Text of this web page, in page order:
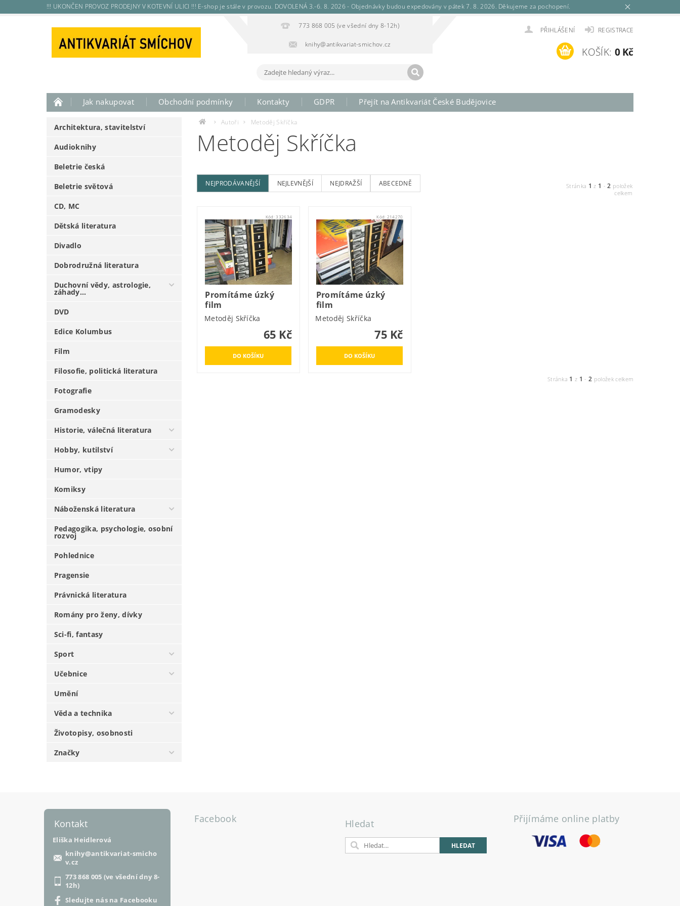
!!! UKONČEN PROVOZ PRODEJNY V KOTEVNÍ ULICI !!! E-shop je stále v provozu. DOVOLENÁ 3.-6. 8. 2026 - Objednávky budou expedovány v pátek 7. 8. 2026. Děkujeme za pochopení.
773 868 005 (ve všední dny 8-12h)
knihy@antikvariat-smichov.cz
PŘIHLÁŠENÍ REGISTRACE
KOŠÍK: 0 Kč
Jak nakupovat Obchodní podmínky Kontakty GDPR Přejít na Antikvariát České Budějovice
Architektura, stavitelství
Audioknihy
Beletrie česká
Beletrie světová
CD, MC
Dětská literatura
Divadlo
Dobrodružná literatura
Duchovní vědy, astrologie,
záhady...
DVD
Edice Kolumbus
Film
Filosofie, politická literatura
Fotografie
Gramodesky
Historie, válečná literatura
Hobby, kutilství
Humor, vtipy
Komiksy
Náboženská literatura
Pedagogika, psychologie, osobní
rozvoj
Pohlednice
Pragensie
Právnická literatura
Romány pro ženy, dívky
Sci-fi, fantasy
Sport
Učebnice
Umění
Věda a technika
Životopisy, osobnosti
Značky
Autoři Metoděj Skříčka
Metoděj Skříčka
NEJPRODÁVANĚJŠÍ NEJLEVNĚJŠÍ NEJDRAŽŠÍ ABECEDNĚ Stránka 1 z 1 -2 položek
celkem
Kód:332634
Promítáme úzký
film
Metoděj Skříčka
65 Kč
Kód: 214270
Promítáme úzký
film
Metoděj Skříčka
75 Kč
Stránka 1 z 1 -2 položek celkem
Kontakt
Eliška Heidlerová
knihy@antikvariat-smicho
v.cz
773 868 005 (ve všední dny 8-
12h)
Sledujte nás na Facebooku
Facebook Hledat Přijímáme online platby